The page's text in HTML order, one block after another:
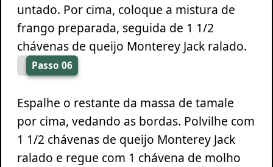
untado. Por cima, coloque a mistura de
frango preparada, seguida de 1 1/2
chávenas de queijo Monterey Jack ralado.
Passo 06
Espalhe o restante da massa de tamale
por cima, vedando as bordas. Polvilhe com
1 1/2 chávenas de queijo Monterey Jack
ralado e regue com 1 chávena de molho